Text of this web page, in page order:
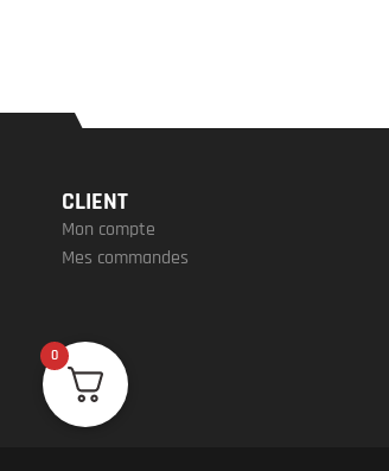
0
CLIENT
Mon compte
Mes commandes